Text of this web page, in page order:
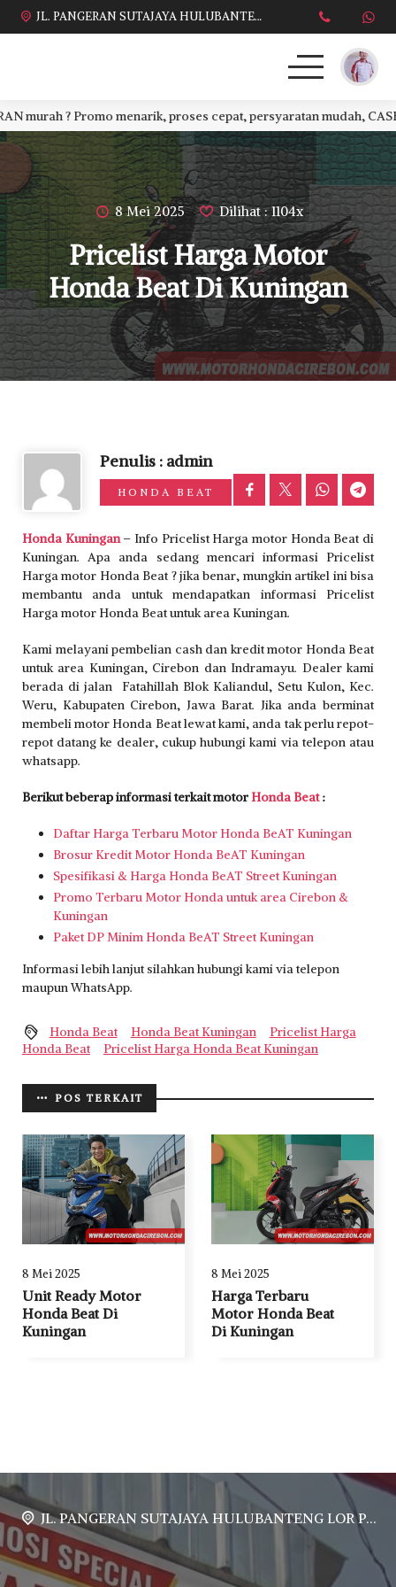
JL. PANGERAN SUTAJAYA HULUBANTENG LOR PABUARAN CIREBON TIMUR, Ds. Babakan gebang cirebon Gebang udik cirebon Ciledug cirebon Karang wareng cirebon
HONDA
DAFTAR HARGA
BROSUR KREDIT
PROMO TERBARU
DEALER KAMI
PERSYARATAN
? Promo menarik, proses cepat, persyaratan mudah, CASH
8 Mei 2025 Dilihat : 1104x
Pricelist Harga Motor
Honda Beat Di Kuningan
Penulis : admin
HONDA BEAT
Honda Kuningan– Info Pricelist Harga motor Honda Beat di
Kuningan. Apa anda sedang mencari informasi Pricelist
Harga motor Honda Beat ? jika benar, mungkin artikel ini bisa
membantu anda untuk mendapatkan informasi Pricelist
Harga motor Honda Beat untuk area Kuningan.
Kami melayani pembelian cash dan kredit motor Honda Beat
untuk area Kuningan, Cirebon dan Indramayu. Dealer kami
berada di jalan Fatahillah Blok Kaliandul, Setu Kulon, Kec.
Weru, Kabupaten Cirebon, Jawa Barat. Jika anda berminat
membeli motor Honda Beat lewat kami, anda tak perlu repot-
repot datang ke dealer, cukup hubungi kami via telepon atau
whatsapp.
Berikut beberap informasi terkait motor Honda Beat:
Daftar Harga Terbaru Motor Honda BeAT Kuningan
Brosur Kredit Motor Honda BeAT Kuningan
Spesifikasi & Harga Honda BeAT Street Kuningan
Promo Terbaru Motor Honda untuk area Cirebon &
Kuningan
Paket DP Minim Honda BeAT Street Kuningan
Informasi lebih lanjut silahkan hubungi kami via telepon
maupun WhatsApp.
Honda Beat Honda Beat Kuningan
Pricelist Harga
Honda Beat
Pricelist Harga Honda Beat Kuningan
POS TERKAIT
8 Mei 2025
Unit Ready Motor
Honda Beat Di
Kuningan
8 Mei 2025
Harga Terbaru
Motor Honda Beat
Di Kuningan
JL. PANGERAN SUTAJAYA HULUBANTENG LOR PABUARAN CIREBON TIMUR, Ds. Babakan gebang cirebon Gebang udik cirebon Ciledug cirebon Karang wareng cirebon